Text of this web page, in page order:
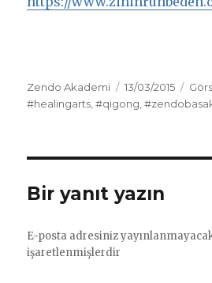
Yazar
Zendo Akademi
Yayın
tarihi
13/03/2015
#healingarts ,#qigong ,
Bir yanıt yazın
E-posta adresiniz
işaretlenmişlerdir